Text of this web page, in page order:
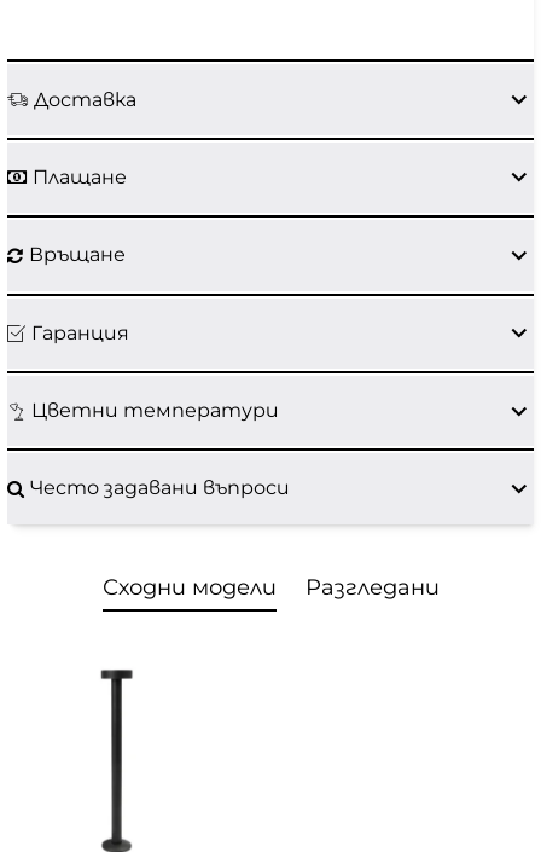
Доставка
Плащане
Връщане
Гаранция
Цветни температури
Често задавани въпроси
Сходни модели Разгледани